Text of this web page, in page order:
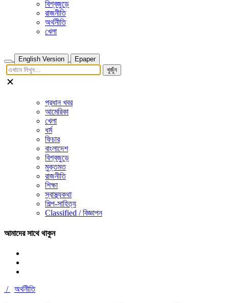
বিশ্বজুড়ে
রাজনীতি
অর্থনীতি
খেলা
English Version
Epaper
খুজুঁন
প্রধান খবর
আমেরিকা
খেলা
ধর্ম
ফিচার
বাংলাদেশ
বিশ্বজুড়ে
মুক্তমত
রাজনীতি
শিক্ষা
স্বাস্থ্যকথা
শিল্প-সাহিত্য
Classified / বিজ্ঞাপন
আমাদের সাথে থাকুন
/ অর্থনীতি